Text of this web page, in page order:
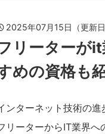
2025年07月15日（更新日
リーターが
めの資格も
ンターネット技術の進
リーターからIT業界へ